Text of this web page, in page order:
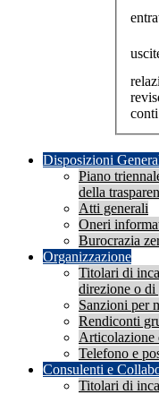
conti
Disposizioni
Piano
della
Atti generali
Oneri
Burocrazia
Organizzazione
Titolari di
direzione o di
Sanzioni per
Rendiconti
Telefono e
Consulenti e
Titolari di